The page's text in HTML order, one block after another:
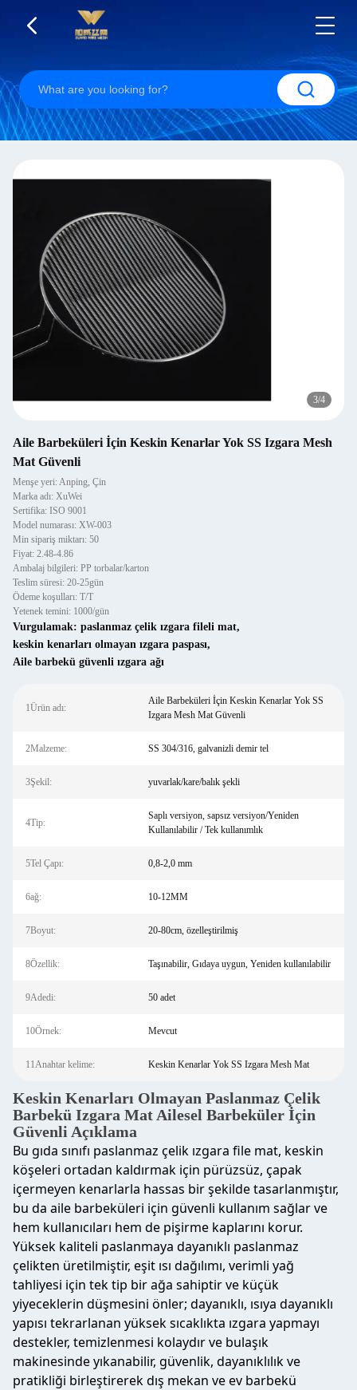
4/4
Aile Barbeküleri İçin Keskin Kenarlar Yok SS Izgara Mesh
Mat Güvenli
Menşe yeri: Anping, Çin
Marka adı: XuWei
Sertifika: ISO 9001
Model numarası: XW-003
Min sipariş miktarı: 50
Fiyat: 2.48-4.86
Ambalaj bilgileri: PP torbalar/karton
Teslim süresi: 20-25gün
Ödeme koşulları: T/T
Yetenek temini: 1000/gün
Vurgulamak: paslanmaz çelik ızgara fileli mat,
keskin kenarları olmayan ızgara paspası,
Aile barbekü güvenli ızgara ağı
1Ürün adı:
Aile Barbeküleri İçin Keskin Kenarlar Yok SS
Izgara Mesh Mat Güvenli
2Malzeme: SS 304/316, galvanizli demir tel
3Şekil: yuvarlak/kare/balık şekli
4Tip:
Saplı versiyon, sapsız versiyon/Yeniden
Kullanılabilir / Tek kullanımlık
5Tel Çapı: 0,8-2,0 mm
6ağ: 10-12MM
7Boyut: 20-80cm, özelleştirilmiş
8Özellik: Taşınabilir, Gıdaya uygun, Yeniden kullanılabilir
9Adedi: 50 adet
10Örnek: Mevcut
11Anahtar kelime: Keskin Kenarlar Yok SS Izgara Mesh Mat
Keskin Kenarları Olmayan Paslanmaz Çelik
Barbekü Izgara Mat Ailesel Barbeküler İçin
Güvenli Açıklama
Bu gıda sınıfı paslanmaz çelik ızgara file mat, keskin
köşeleri ortadan kaldırmak için pürüzsüz, çapak
içermeyen kenarlarla hassas bir şekilde tasarlanmıştır,
bu da aile barbeküleri için güvenli kullanım sağlar ve
hem kullanıcıları hem de pişirme kaplarını korur.
Yüksek kaliteli paslanmaya dayanıklı paslanmaz
çelikten üretilmiştir, eşit ısı dağılımı, verimli yağ
tahliyesi için tek tip bir ağa sahiptir ve küçük
yiyeceklerin düşmesini önler; dayanıklı, ısıya dayanıklı
yapısı tekrarlanan yüksek sıcaklıkta ızgara yapmayı
destekler, temizlenmesi kolaydır ve bulaşık
makinesinde yıkanabilir, güvenlik, dayanıklılık ve
pratikliği birleştirerek dış mekan ve ev barbekü